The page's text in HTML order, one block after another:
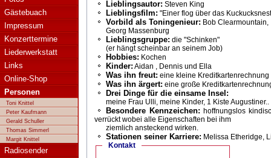
Gästebuach
Impressum
Konzerttermine
Liederwerkstatt
Links
Online-Shop
Personen
Toni Knittel
Peter Kaufmann
Gerald Schuller
Thomas Simmerl
Margit Knittel
Radiosender
Lieblingsautor: Steven King
Lieblingsfilm: "Einer flog über das
Vorbild als Toningenieur: Bob Clearmountain,
Georg Massenburg
Lieblingsgruppe: die "Schinken"
(er hängt scheinbar an seinem Job)
Hobbies: Kochen
Kinder: Aidan , Dennis und Ella
Was ihn freut: eine kleine Kreditkartenrechnung
Was ihn ärgert: eine große
Drei Dinge für die einsame Insel:
meine Frau Ulli, meine Kinder, 1 Kiste
Besondere Kennzeichen: hoffnungslos
verrückt wobei alle Eigenschaften bei ihm
ziemlich ansteckend wirken.
Stationen seiner Karriere: Melissa Etheridge,
Kontakt